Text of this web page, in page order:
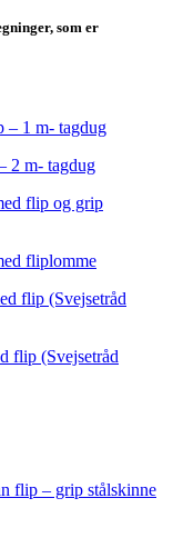
som er
– 1 m- tagdug
2 m- tagdug
flip og grip
fliplomme
flip (Svejsetråd
flip (Svejsetråd
flip – grip stålskinne